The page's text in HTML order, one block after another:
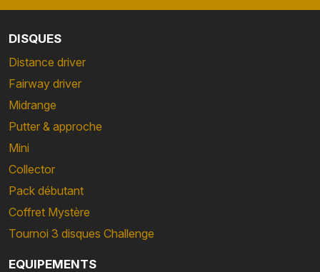
DISQUES
Distance driver
Fairway driver
Midrange
Putter & approche
Mini
Collector
Pack débutant
Coffret Mystère
Tournoi 3 disques Challenge
EQUIPEMENTS